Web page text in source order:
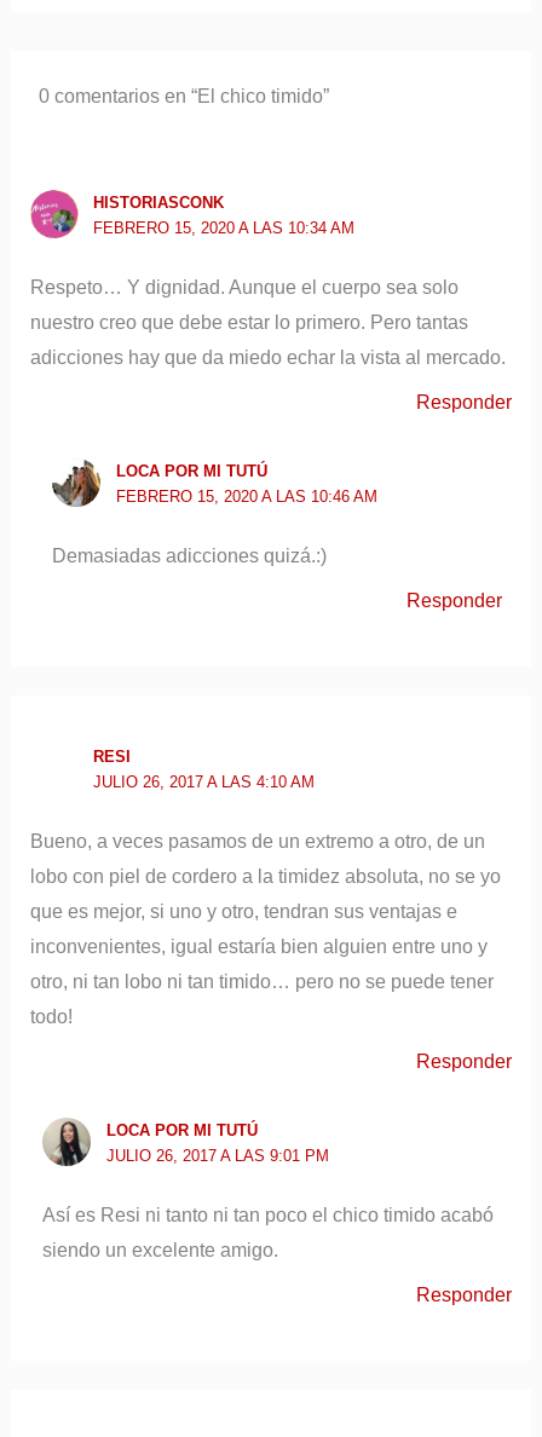
0 comentarios en “El chico timido”
HISTORIASCONK
FEBRERO 15, 2020 A LAS 10:34 AM
Respeto… Y dignidad. Aunque el cuerpo sea solo
nuestro creo que debe estar lo primero. Pero tantas
adicciones hay que da miedo echar la vista al mercado.
Responder
LOCA POR MI TUTÚ
FEBRERO 15, 2020 A LAS 10:46 AM
Demasiadas adicciones quizá.:)
Responder
RESI
JULIO 26, 2017 A LAS 4:10 AM
Bueno, a veces pasamos de un extremo a otro, de un
lobo con piel de cordero a la timidez absoluta, no se yo
que es mejor, si uno y otro, tendran sus ventajas e
inconvenientes, igual estaría bien alguien entre uno y
otro, ni tan lobo ni tan timido… pero no se puede tener
todo!
Responder
LOCA POR MI TUTÚ
JULIO 26, 2017 A LAS 9:01 PM
Así es Resi ni tanto ni tan poco el chico timido acabó
siendo un excelente amigo.
Responder